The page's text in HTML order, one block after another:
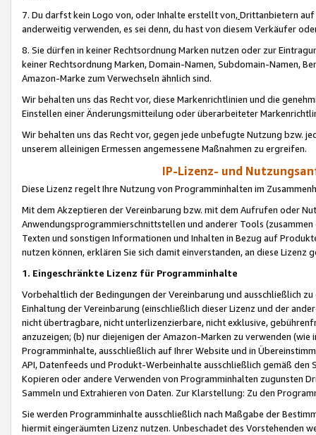
7. Du darfst kein Logo von, oder Inhalte erstellt von,Drittanbietern auf
anderweitig verwenden, es sei denn, du hast von diesem Verkäufer
8. Sie dürfen in keiner Rechtsordnung Marken nutzen oder zur
keiner Rechtsordnung Marken, Domain-Namen, Subdomain-Namen,
Amazon-Marke zum Verwechseln ähnlich sind.
Wir behalten uns das Recht vor, diese Markenrichtlinien und die
Einstellen einer Änderungsmitteilung oder überarbeiteter
Wir behalten uns das Recht vor, gegen jede unbefugte Nutzung bzw.
unserem alleinigen Ermessen angemessene Maßnahmen zu ergreifen.
IP-Lizenz- und
Diese Lizenz regelt Ihre Nutzung von Programminhalten im
Mit dem Akzeptieren der Vereinbarung bzw. mit dem Aufrufen oder
Anwendungsprogrammierschnittstellen und anderer Tools (zusammen
Texten und sonstigen Informationen und Inhalten in Bezug auf
nutzen können, erklären Sie sich damit einverstanden, an diese Lizenz
1. Eingeschränkte Lizenz für Programminhalte
Vorbehaltlich der Bedingungen der Vereinbarung und ausschließlich
Einhaltung der Vereinbarung (einschließlich dieser Lizenz und der
nicht übertragbare, nicht unterlizenzierbare, nicht exklusive,
anzuzeigen; (b) nur diejenigen der Amazon-Marken zu verwenden
Programminhalte, ausschließlich auf Ihrer Website und in
API, Datenfeeds und Produkt-Werbeinhalte ausschließlich gemäß
Kopieren oder andere Verwenden von Programminhalten zugunsten
Sammeln und Extrahieren von Daten. Zur Klarstellung: Zu den
Sie werden Programminhalte ausschließlich nach Maßgabe der
hiermit eingeräumten Lizenz nutzen. Unbeschadet des Vorstehenden